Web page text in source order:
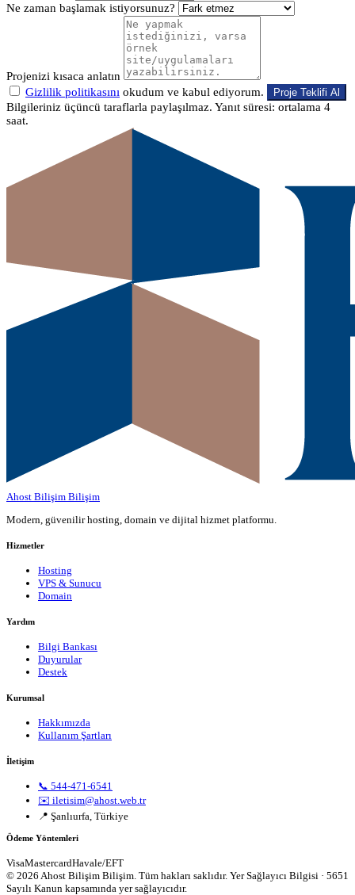
Ne zaman başlamak istiyorsunuz?
Projenizi kısaca anlatın
Gizlilik politikasını okudum ve kabul ediyorum. Proje Teklifi Al
Bilgileriniz üçüncü taraflarla paylaşılmaz. Yanıt süresi: ortalama 4
saat.
Ahost Bilişim Bilişim
Modern, güvenilir hosting, domain ve dijital hizmet platformu.
Hizmetler
Hosting
VPS & Sunucu
Domain
Yardım
Bilgi Bankası
Duyurular
Destek
Kurumsal
Hakkımızda
Kullanım Şartları
İletişim
📞 544-471-6541
✉️ iletisim@ahost.web.tr
📍 Şanlıurfa, Türkiye
Ödeme Yöntemleri
VisaMastercardHavale/EFT
© 2026 Ahost Bilişim Bilişim. Tüm hakları saklıdır. Yer Sağlayıcı Bilgisi · 5651
Sayılı Kanun kapsamında yer sağlayıcıdır.